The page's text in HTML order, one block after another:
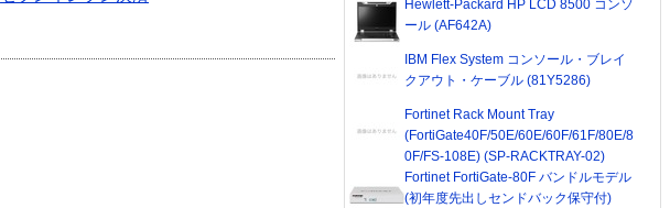
Hewlett-Packard HP LCD 8500 コンソ
ール (AF642A)
IBM Flex System コンソール・ブレイ
クアウト・ケーブル (81Y5286)
Fortinet Rack Mount Tray
(FortiGate40F/50E/60E/60F/61F/80E/8
0F/FS-108E) (SP-RACKTRAY-02)
Fortinet FortiGate-80F バンドルモデル
(初年度先出しセンドバック保守付)